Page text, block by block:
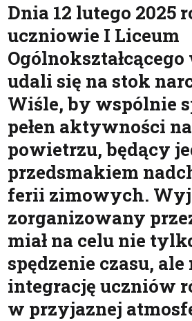
Dnia 12 lutego 2025
uczniowie I Liceum
udali się na stok
Wiśle, by wspólnie
pełen aktywności
powietrzu, będący
przedsmakiem
ferii zimowych.
zorganizowany
miał na celu nie
spędzenie czasu,
integrację uczniów
w przyjaznej